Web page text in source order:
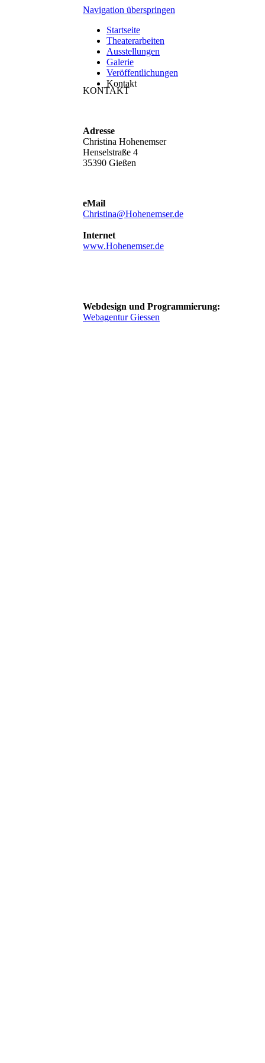
Navigation überspringen
Startseite
Theaterarbeiten
Ausstellungen
Galerie
Veröffentlichungen
Kontakt
KONTAKT
Adresse
Christina Hohenemser
Henselstraße 4
35390 Gießen
eMail
Christina@Hohenemser.de
Internet
www.Hohenemser.de
Webdesign und Programmierung:
Webagentur Giessen